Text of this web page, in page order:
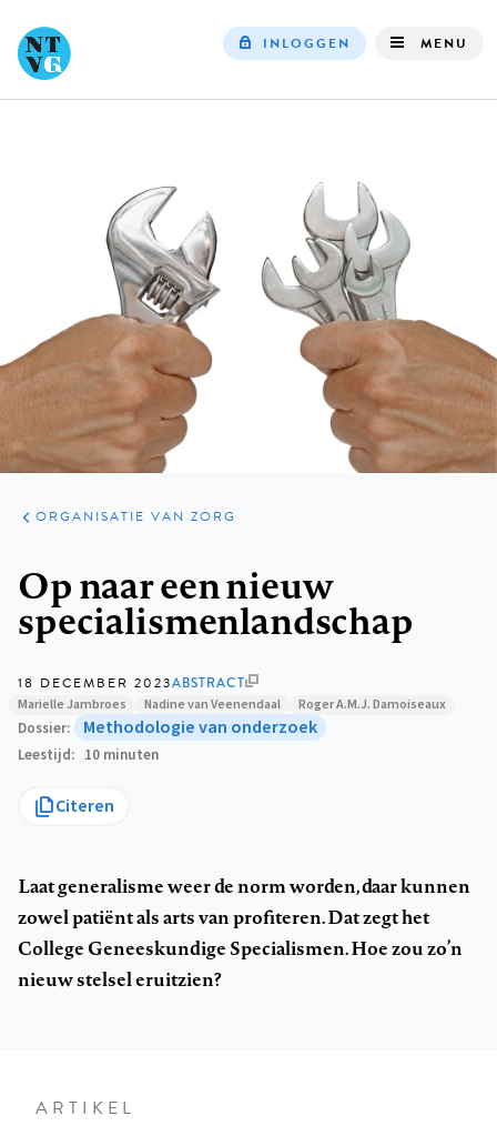
INLOGGEN MENU
ARTIKELEN
PERSPECTIEF
ORGANISATIE VAN ZORG
Op naar een nieuw
specialismenlandschap
18 DECEMBER 2023ABSTRACT
Marielle Jambroes Nadine van Veenendaal Roger A.M.J. Damoiseaux
Dossier Methodologie van onderzoek
Leestijd 10 minuten
Citeren
Laat generalisme weer de norm worden, daar kunnen
zowel patiënt als arts van profiteren. Dat zegt het
College Geneeskundige Specialismen. Hoe zou zo’n
nieuw stelsel eruitzien?
ARTIKEL